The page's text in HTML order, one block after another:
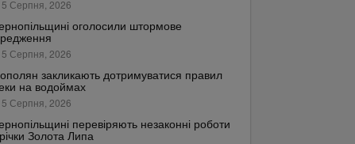
5 Серпня, 2026
оголосили штормове
5 Серпня, 2026
закликають дотримуватися правил
на водоймах
5 Серпня, 2026
перевіряють незаконні роботи
Золота Липа